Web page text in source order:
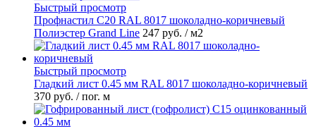
Быстрый просмотр
Профнастил С20 RAL 8017 шоколадно-коричневый
Полиэстер Grand Line 247 руб. / м2
Быстрый просмотр
Гладкий лист 0.45 мм RAL 8017 шоколадно-коричневый
370 руб. / пог. м